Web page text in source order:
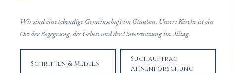
Wir sind eine lebendige Gemeinschaft im Glauben. Unsere Kirche ist ein
Ort der Begegnung, des Gebets und der Unterstützung im Alltag.
Schriften & Medien
Suchauftrag
Ahnenforschung